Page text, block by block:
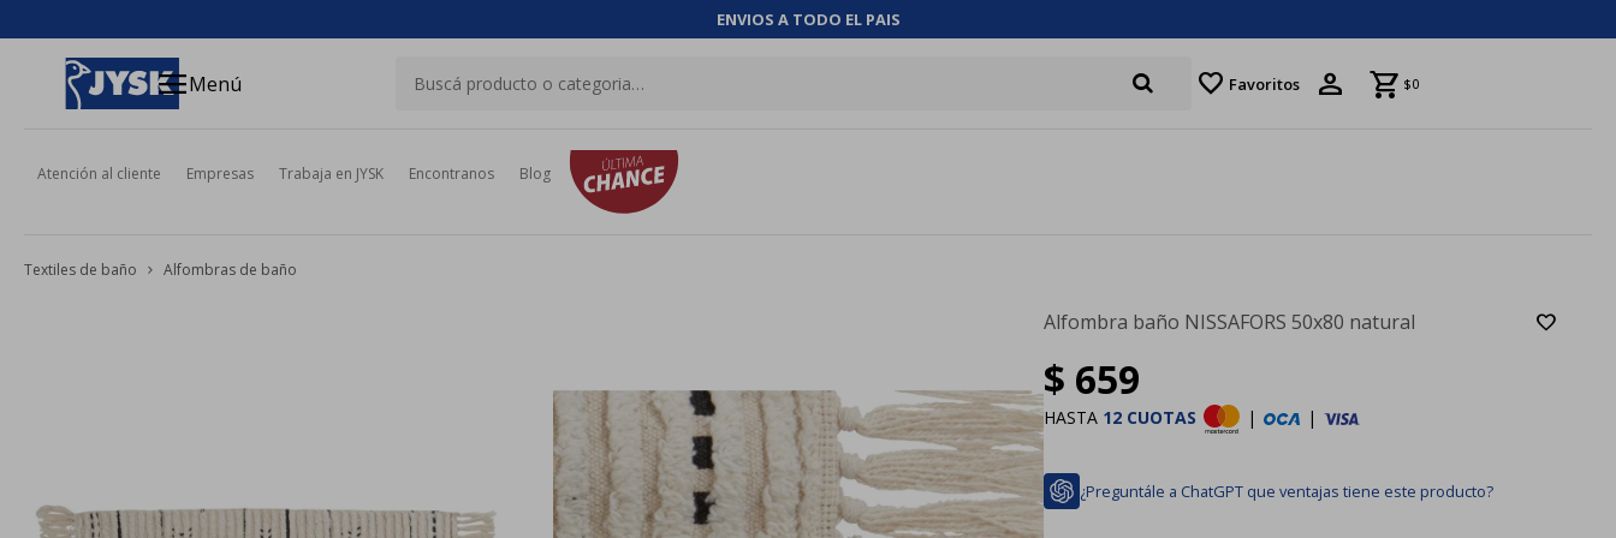
ENVIOS A TODO EL PAIS
menuMenú favorite Favoritos $0
Atención al cliente Empresas Trabaja en JYSK Encontranos Blog
Textiles de baño Alfombras de baño
Alfombra baño NISSAFORS 50x80 natural
$ 659
HASTA 12 CUOTAS | |
¿Preguntále a ChatGPT que ventajas tiene este producto?
close